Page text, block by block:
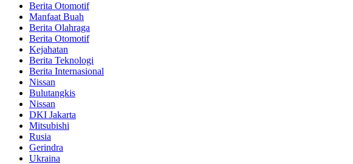
Berita Otomotif
Manfaat Buah
Berita Olahraga
Berita Otomotif
Kejahatan
Berita Teknologi
Berita Internasional
Nissan
Bulutangkis
Nissan
DKI Jakarta
Mitsubishi
Rusia
Gerindra
Ukraina